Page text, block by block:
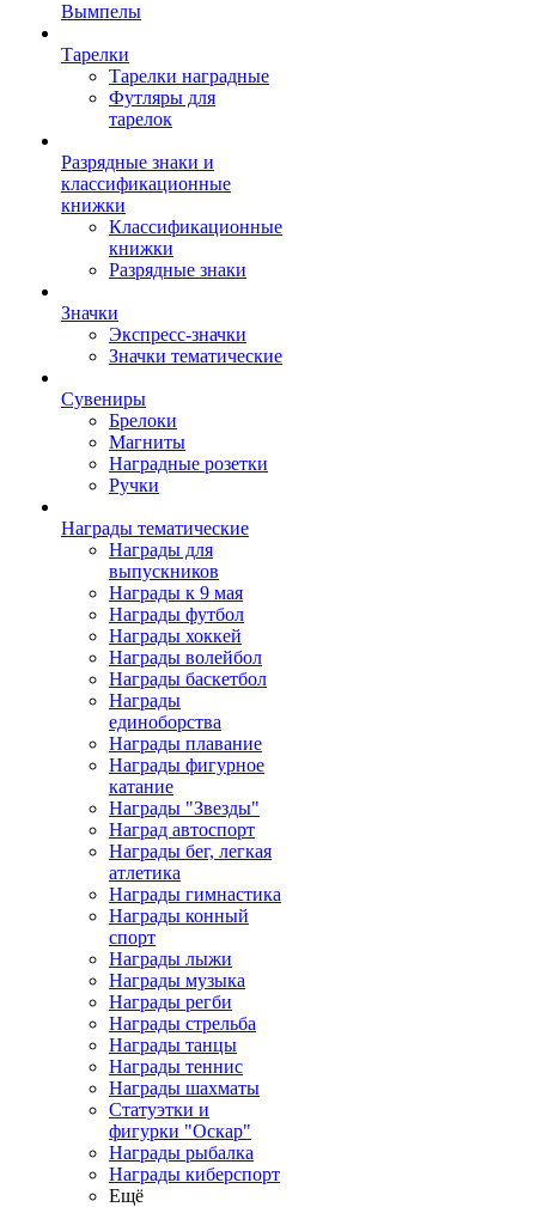
Вымпелы
Тарелки
Тарелки наградные
Футляры для
тарелок
Разрядные знаки и
классификационные
книжки
Классификационные
книжки
Разрядные знаки
Значки
Экспресс-значки
Значки тематические
Сувениры
Брелоки
Магниты
Наградные розетки
Ручки
Награды тематические
Награды для
выпускников
Награды к 9 мая
Награды футбол
Награды хоккей
Награды волейбол
Награды баскетбол
Награды
единоборства
Награды плавание
Награды фигурное
катание
Награды "Звезды"
Наград автоспорт
Награды бег, легкая
атлетика
Награды гимнастика
Награды конный
спорт
Награды лыжи
Награды музыка
Награды регби
Награды стрельба
Награды танцы
Награды теннис
Награды шахматы
Статуэтки и
фигурки "Оскар"
Награды рыбалка
Награды киберспорт
Ещё